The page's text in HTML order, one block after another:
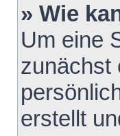
» Wie
Um eine
zunächst
erstellt